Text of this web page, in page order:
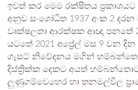
ඉවත් කර මෙම රක්ෂිතය
අනුව සංශෝධිත 1937 අංක 2
වෘක්ෂලතා ආරක්ෂක ආඥා පනතේ
යටතේ 2021 අප්‍රේල් මස 9 වන දින
ගැසට් නිවේදනය මගින්
දිස්ත්‍රික්ක දෙකට අයත්
ලුණුගම්වෙහෙර හා තනමල්විල